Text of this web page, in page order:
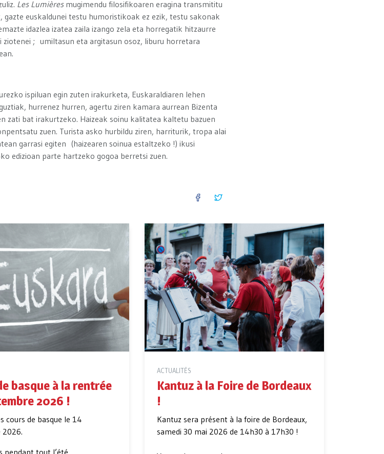
Les Lumièresmugimendu filosifikoaren eragina transmititu
gazte euskaldunei testu humoristikoak ez ezik, testu sakonak
idazlea izatea zaila izango zela eta horregatik hitzaurre
ziotenei ; umiltasun eta argitasun osoz, liburu horretara
ispiluan egin zuten irakurketa, Euskaraldiaren lehen
hurrenez hurren, agertu ziren kamara aurrean Bizenta
zati bat irakurtzeko. Haizeak soinu kalitatea kaltetu bazuen
zuen. Turista asko hurbildu ziren, harriturik, tropa alai
garrasi egiten (haizearen soinua estaltzeko !) ikusi
edizioan parte hartzeko gogoa berretsi zuen.
FACEBOOK
TWITTER
basque à la rentrée
2026 !
cours de basque le 14
2026.
pendant tout l’été.
ACTUALITÉS
Kantuz à la Foire de Bordeaux
!
Kantuz sera présent à la foire de Bordeaux,
samedi 30 mai 2026 de 14h30 à 17h30 !